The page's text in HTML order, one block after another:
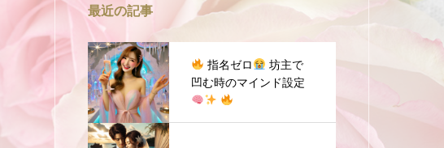
最近の記事
指名ゼロ
坊主で
凹む時のマインド設定